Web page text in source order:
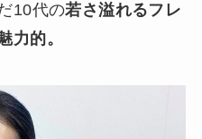
10代の若さ溢れるフレ
力的。